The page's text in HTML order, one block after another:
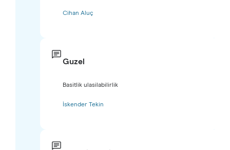
Cihan Aluç
Guzel
Basitlik ulasilabilirlik
İskender Tekin